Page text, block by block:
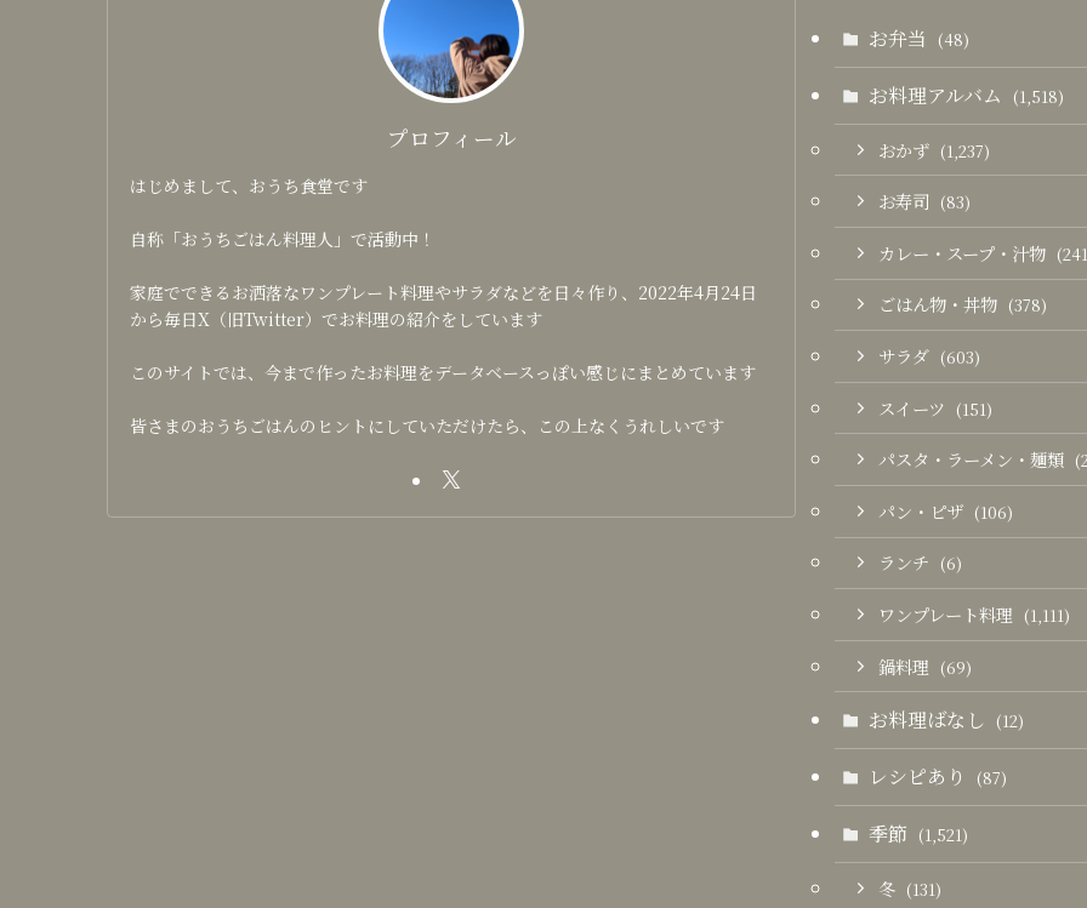
プロフィール
はじめまして、おうち食堂です
自称「おうちごはん料理人」で活動中！
家庭でできるお洒落なワンプレート料理やサラダなどを日々作り、2022年4月24日
から毎日X（旧Twitter）でお料理の紹介をしています
このサイトでは、今まで作ったお料理をデータベースっぽい感じにまとめています
皆さまのおうちごはんのヒントにしていただけたら、この上なくうれしいです
お弁当 (48)
お料理アルバム (1,518)
おかず (1,237)
お寿司 (83)
カレー・スープ・汁物
ごはん物・丼物 (378)
サラダ (603)
スイーツ (151)
パスタ・ラーメン・麺類
パン・ピザ (106)
ランチ (6)
ワンプレート料理 (1,111)
鍋料理 (69)
お料理ばなし (12)
レシピあり (87)
季節 (1,521)
冬 (131)